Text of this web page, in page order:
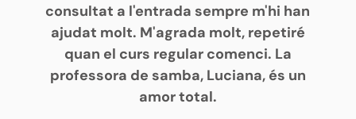
consultat a l'entrada sempre m'hi han
ajudat molt. M'agrada molt, repetiré
quan el curs regular comenci. La
professora de samba, Luciana, és un
amor total.